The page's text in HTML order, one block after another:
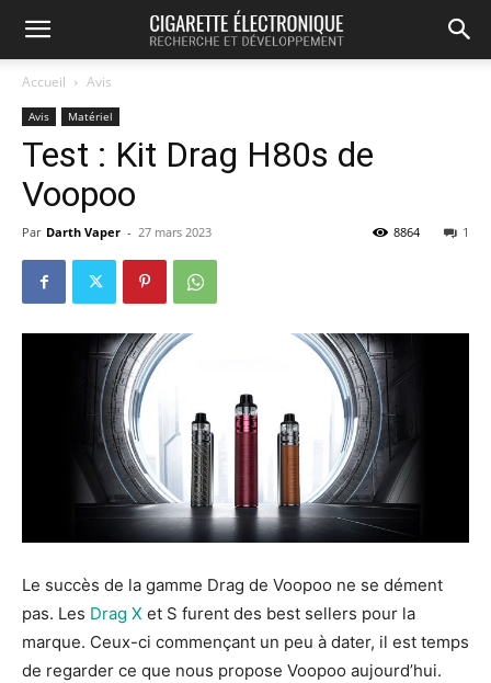
Accueil Avis
Avis Matériel
Test : Kit Drag H80s de
Voopoo
Par Darth Vaper - 27 mars 2023 1
8864
Le succès de la gamme Drag de Voopoo ne se dément
pas. Les Drag X et S furent des best sellers pour la
marque. Ceux-ci commençant un peu à dater, il est temps
de regarder ce que nous propose Voopoo aujourd’hui.